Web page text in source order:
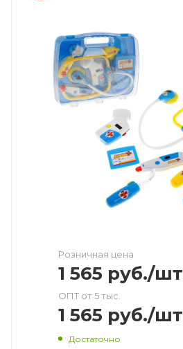
Розничная цена
1 565 руб./шт
ОПТ от 5 тыс.
1 565 руб./шт
Достаточно